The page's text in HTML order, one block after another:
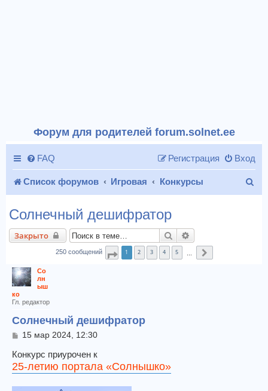
Форум для родителей forum.solnet.ee
FAQ Вход
Регистрация
Список форумов Игровая Конкурсы
Солнечный дешифратор
Закрыто Поиск
250 сообщений Страница из 25
1 2 3 4 5
Со
лн
ыш
ко
Гл. редактор
Солнечный дешифратор
С
о
б
щ
15 мар 2024, 12:30
Конкурс приурочен к
25-летию портала «Солнышко»